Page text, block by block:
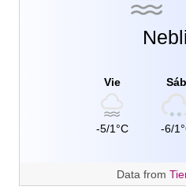
Vie
-5/1°C
Sáb
-6/
Data from